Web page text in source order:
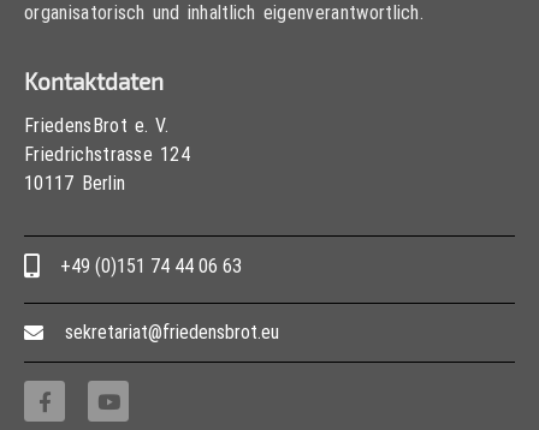
organisatorisch und inhaltlich eigenverantwortlich.
Kontaktdaten
FriedensBrot e. V.
Friedrichstrasse 124
10117 Berlin
+49 (0)151 74 44 06 63
sekretariat@friedensbrot.eu